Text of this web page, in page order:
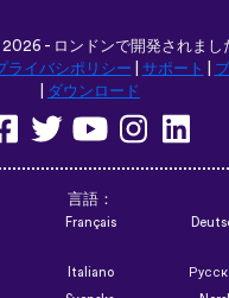
2026 - ロンドンで開発されまし
ライバシポリシー サポート
ダウンロード
言語：
Français
Italiano